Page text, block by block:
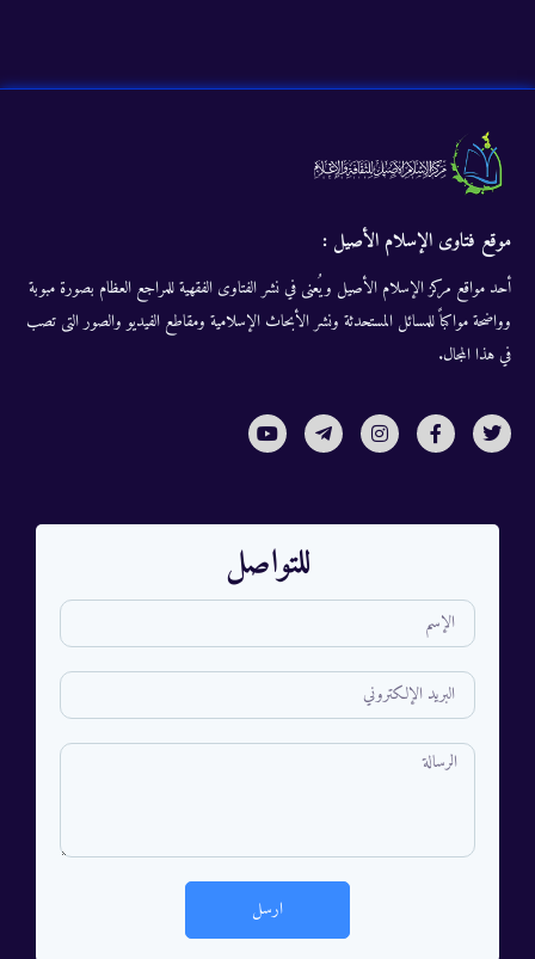
موقع فتاوى الإسلام الأصيل :
أحد مواقع مركز الإسلام الأصيل ويُعنى في نشر الفتاوى الفقهية للمراجع العظام بصورة مبوبة
وواضحة مواكباً للمسائل المستحدثة ونشر الأبحاث الإسلامية ومقاطع الفيديو والصور التى تصب
في هذا المجال.
للتواصل
ارسل